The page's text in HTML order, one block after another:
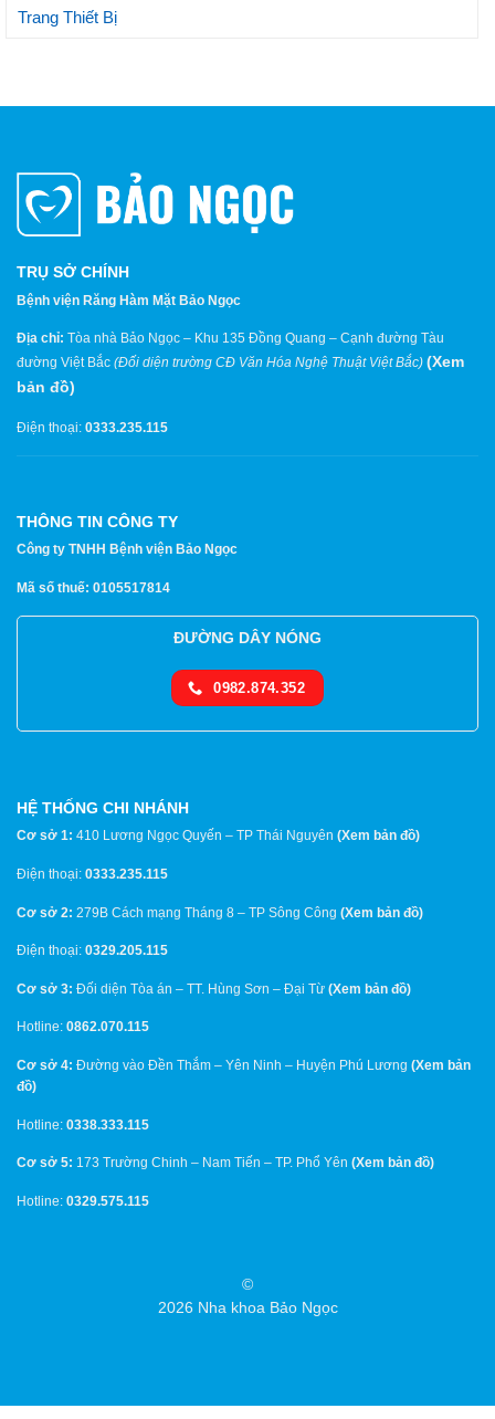
Trang Thiết Bị
TRỤ SỞ CHÍNH
Bệnh viện Răng Hàm Mặt Bảo Ngọc
Địa chỉ: Tòa nhà Bảo Ngọc – Khu 135 Đồng Quang – Cạnh đường Tàu
đường Việt Bắc (Đối diện trường CĐ Văn Hóa Nghệ Thuật Việt Bắc) (Xem
bản đồ)
Điện thoại: 0333.235.115
THÔNG TIN CÔNG TY
Công ty TNHH Bệnh viện Bảo Ngọc
Mã số thuế: 0105517814
ĐƯỜNG DÂY NÓNG
0982.874.352
HỆ THỐNG CHI NHÁNH
Cơ sở 1: 410 Lương Ngọc Quyến – TP Thái Nguyên (Xem bản đồ)
Điện thoại: 0333.235.115
Cơ sở 2: 279B Cách mạng Tháng 8 – TP Sông Công (Xem bản đồ)
Điện thoại: 0329.205.115
Cơ sở 3: Đối diện Tòa án – TT. Hùng Sơn – Đại Từ (Xem bản đồ)
Hotline: 0862.070.115
Cơ sở 4: Đường vào Đền Thắm – Yên Ninh – Huyện Phú Lương (Xem bản
đồ)
Hotline: 0338.333.115
Cơ sở 5: 173 Trường Chinh – Nam Tiến – TP. Phổ Yên (Xem bản đồ)
Hotline: 0329.575.115
©
2026 Nha khoa Bảo Ngọc